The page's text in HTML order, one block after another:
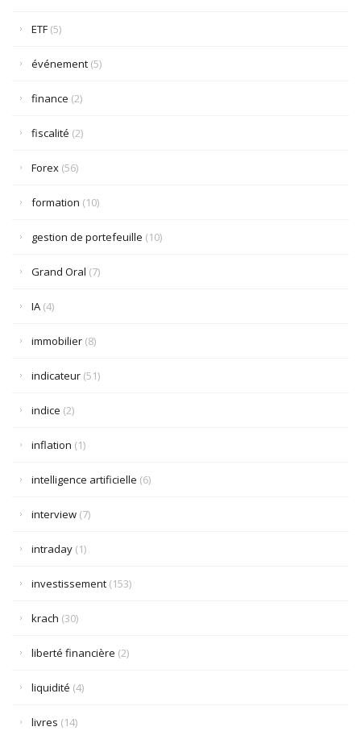
ETF (5)
événement (5)
finance (2)
fiscalité (2)
Forex (56)
formation (10)
gestion de portefeuille (10)
Grand Oral (7)
IA (4)
immobilier (8)
indicateur (51)
indice (2)
inflation (1)
intelligence artificielle (6)
interview (7)
intraday (1)
investissement (153)
krach (30)
liberté financière (2)
liquidité (4)
livres (14)